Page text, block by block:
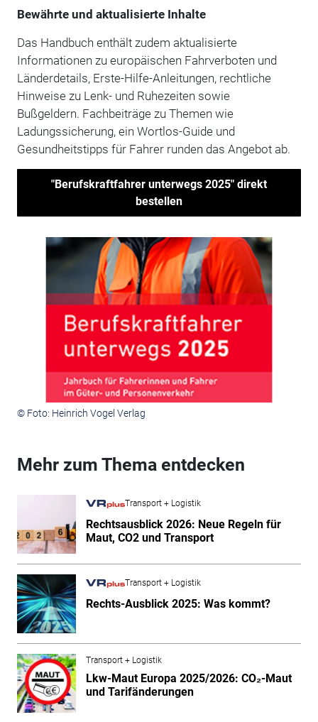
Bewährte und aktualisierte Inhalte
Das Handbuch enthält zudem aktualisierte
Informationen zu europäischen Fahrverboten und
Länderdetails, Erste-Hilfe-Anleitungen, rechtliche
Hinweise zu Lenk- und Ruhezeiten sowie
Bußgeldern. Fachbeiträge zu Themen wie
Ladungssicherung, ein Wortlos-Guide und
Gesundheitstipps für Fahrer runden das Angebot ab.
"Berufskraftfahrer unterwegs 2025" direkt
bestellen
© Foto: Heinrich Vogel Verlag
Mehr zum Thema entdecken
Transport + Logistik
Rechtsausblick 2026: Neue Regeln für
Maut, CO2 und Transport
Transport + Logistik
Rechts-Ausblick 2025: Was kommt?
Transport + Logistik
Lkw-Maut Europa 2025/2026: CO₂-Maut
und Tarifänderungen